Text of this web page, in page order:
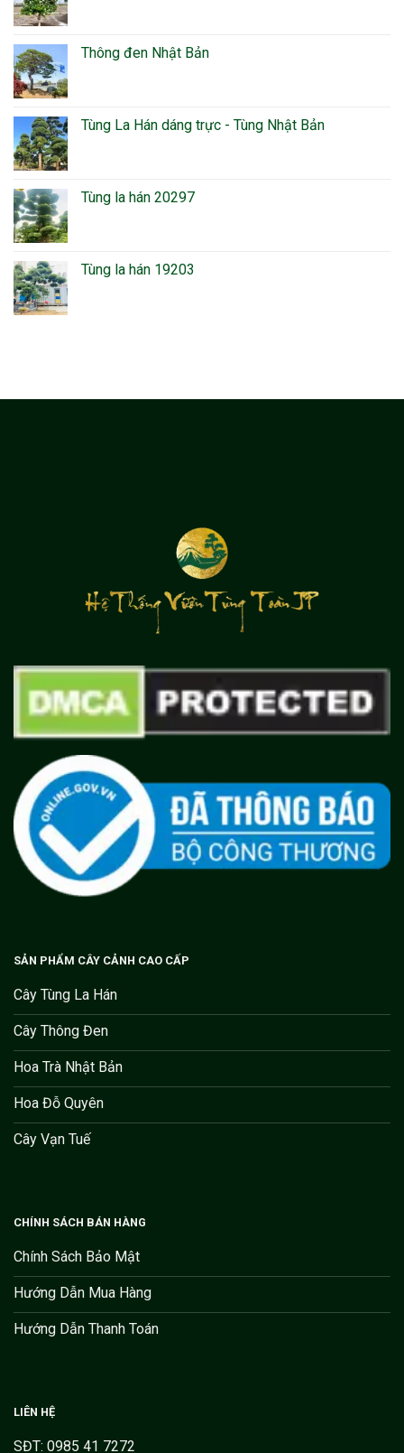
Thông đen Nhật Bản
Tùng La Hán dáng trực - Tùng Nhật Bản
Tùng la hán 20297
Tùng la hán 19203
SẢN PHẨM CÂY CẢNH CAO CẤP
Cây Tùng La Hán
Cây Thông Đen
Hoa Trà Nhật Bản
Hoa Đỗ Quyên
Cây Vạn Tuế
CHÍNH SÁCH BÁN HÀNG
Chính Sách Bảo Mật
Hướng Dẫn Mua Hàng
Hướng Dẫn Thanh Toán
LIÊN HỆ
SĐT: 0985 41 7272